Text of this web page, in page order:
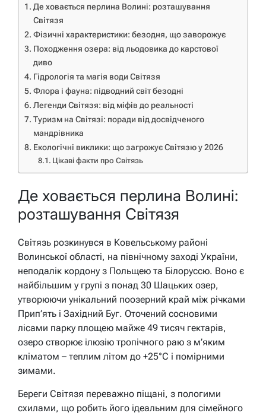
Де ховається перлина Волині: розташування
Світязя
Фізичні характеристики: безодня, що заворожує
Походження озера: від льодовика до карстової
диво
Гідрологія та магія води Світязя
Флора і фауна: підводний світ безодні
Легенди Світязя: від міфів до реальності
Туризм на Світязі: поради від досвідченого
мандрівника
Екологічні виклики: що загрожує Світязю у 2026
Цікаві факти про Світязь
Де ховається перлина Волині:
розташування Світязя
Світязь розкинувся в Ковельському районі
Волинської області, на північному заході України,
неподалік кордону з Польщею та Білоруссю. Воно є
найбільшим у групі з понад 30 Шацьких озер,
утворюючи унікальний поозерний край між річками
Прип’ять і Західний Буг. Оточений сосновими
лісами парку площею майже 49 тисяч гектарів,
озеро створює ілюзію тропічного раю з м’яким
кліматом – теплим літом до +25°C і помірними
зимами.
Береги Світязя переважно піщані, з пологими
схилами, що робить його ідеальним для сімейного